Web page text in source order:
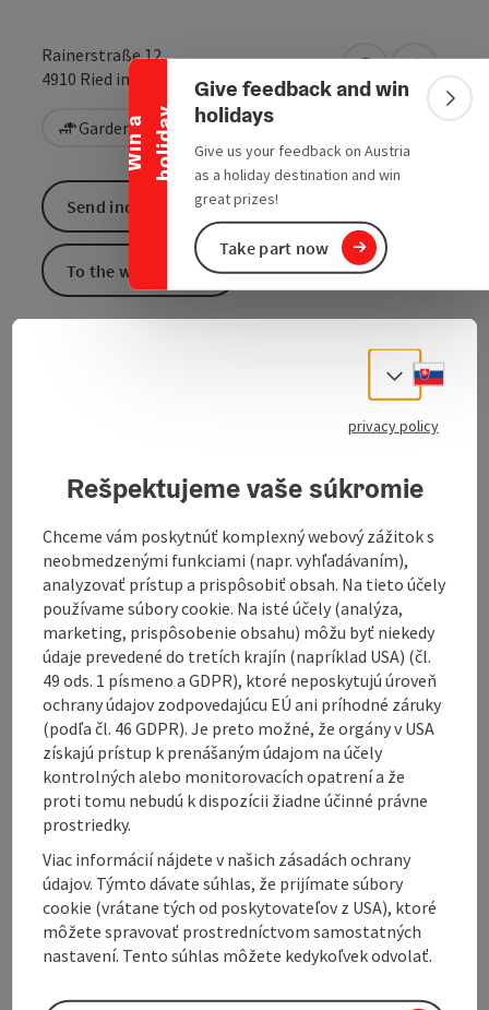
W
i
n
a
h
o
l
i
d
a y
Collapse banner
Give feedback and win
holidays
Give us your feedback on Austria
as a holiday destination and win
great prizes!
Take part now
Rainerstraße 12
4910 Ried im Innkreis open inOpen in
Garden / Patio
A Greek-Italian Restaurant in the center of Ried.
Our kitchen is open all the time. In summer you can
Contact
Opening hours
Kitchen
Equipment
Prices
Arrival
Suitability
Send inquiry
To the website
Select
privacy policy
Rešpektujeme vaše súkromie
Chceme vám poskytnúť komplexný webový zážitok s
neobmedzenými funkciami (napr. vyhľadávaním),
analyzovať prístup a prispôsobiť obsah. Na tieto účely
používame súbory cookie. Na isté účely (analýza,
marketing, prispôsobenie obsahu) môžu byť niekedy
údaje prevedené do tretích krajín (napríklad USA) (čl.
49 ods. 1 písmeno a GDPR), ktoré neposkytujú úroveň
ochrany údajov zodpovedajúcu EÚ ani príhodné záruky
(podľa čl. 46 GDPR). Je preto možné, že orgány v USA
získajú prístup k prenášaným údajom na účely
kontrolných alebo monitorovacích opatrení a že
proti tomu nebudú k dispozícii žiadne účinné právne
prostriedky.
Viac informácií nájdete v našich zásadách ochrany
údajov. Týmto dávate súhlas, že prijímate súbory
cookie (vrátane tých od poskytovateľov z USA), ktoré
môžete spravovať prostredníctvom samostatných
nastavení. Tento súhlas môžete kedykoľvek odvolať.